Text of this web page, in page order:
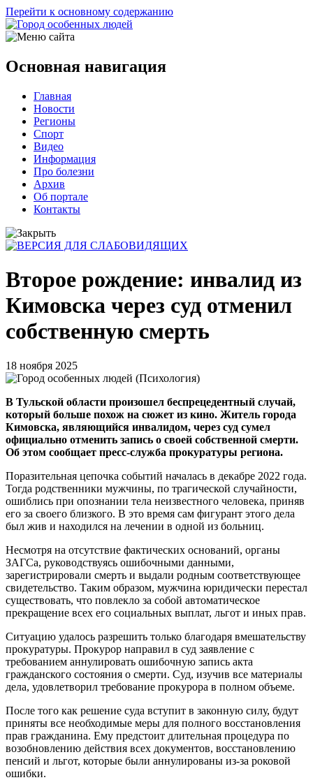
Перейти к основному содержанию
Основная навигация
Главная
Новости
Регионы
Спорт
Видео
Информация
Про болезни
Архив
Об портале
Контакты
Второе рождение: инвалид из
Кимовска через суд отменил
собственную смерть
18 ноября 2025
В Тульской области произошел беспрецедентный случай,
который больше похож на сюжет из кино. Житель города
Кимовска, являющийся инвалидом, через суд сумел
официально отменить запись о своей собственной смерти.
Об этом сообщает пресс-служба прокуратуры региона.
Поразительная цепочка событий началась в декабре 2022 года.
Тогда родственники мужчины, по трагической случайности,
ошиблись при опознании тела неизвестного человека, приняв
его за своего близкого. В это время сам фигурант этого дела
был жив и находился на лечении в одной из больниц.
Несмотря на отсутствие фактических оснований, органы
ЗАГСа, руководствуясь ошибочными данными,
зарегистрировали смерть и выдали родным соответствующее
свидетельство. Таким образом, мужчина юридически перестал
существовать, что повлекло за собой автоматическое
прекращение всех его социальных выплат, льгот и иных прав.
Ситуацию удалось разрешить только благодаря вмешательству
прокуратуры. Прокурор направил в суд заявление с
требованием аннулировать ошибочную запись акта
гражданского состояния о смерти. Суд, изучив все материалы
дела, удовлетворил требование прокурора в полном объеме.
После того как решение суда вступит в законную силу, будут
приняты все необходимые меры для полного восстановления
прав гражданина. Ему предстоит длительная процедура по
возобновлению действия всех документов, восстановлению
пенсий и льгот, которые были аннулированы из-за роковой
ошибки.